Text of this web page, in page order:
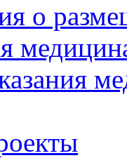
о